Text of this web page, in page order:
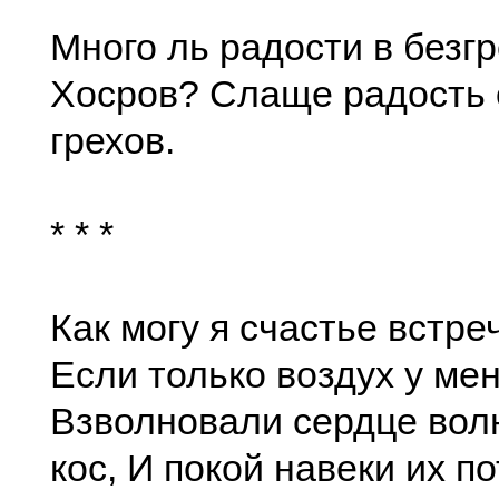
Много ль радости в
Хосров? Слаще радость
грехов.
* * *
Как могу я счастье
Если только воздух у
Взволновали сердце
кос, И покой навеки их